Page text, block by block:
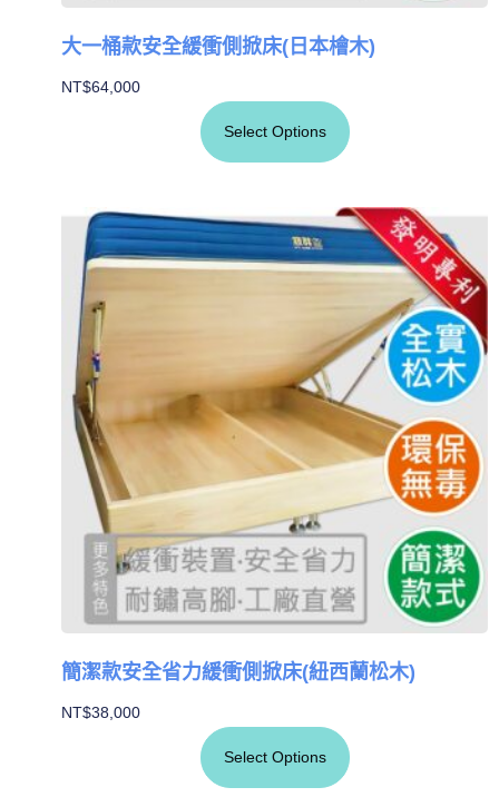
大一桶款安全緩衝側掀床(日本檜木)
NT$64,000
Select Options
簡潔款安全省力緩衝側掀床(紐西蘭松木)
NT$38,000
Select Options